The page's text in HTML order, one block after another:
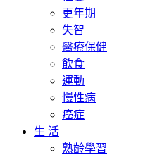
更年期
失智
醫療保健
飲食
運動
慢性病
癌症
生 活
熟齡學習